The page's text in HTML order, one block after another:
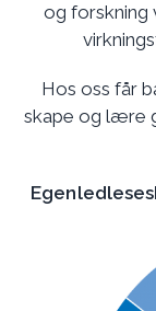
og forskning
Hos oss får
skape og lære